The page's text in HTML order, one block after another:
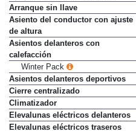
Apoyabrazos central trasero
Arranque sin llave
Asiento del conductor con ajuste
de altura
Asientos delanteros con
calefacción
Winter Pack
Asientos delanteros deportivos
Cierre centralizado
Climatizador
Elevalunas eléctricos delanteros